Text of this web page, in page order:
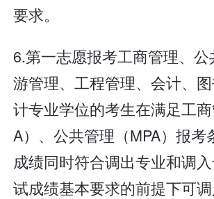
要求。
6.第一志愿报考工商管理、
游管理、工程管理、会计、
计专业学位的考生在满足工
A）、公共管理（MPA）报考
成绩同时符合调出专业和调
试成绩基本要求的前提下可